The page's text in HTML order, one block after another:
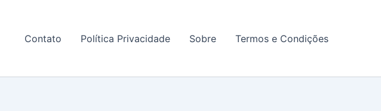
Contato Política Privacidade Sobre Termos e Condições